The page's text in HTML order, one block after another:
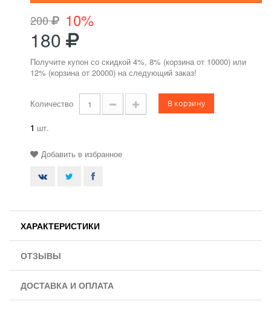
200 10%
180
Получите купон со скидкой 4%, 8% (корзина от 10000) или
12% (корзина от 20000) на следующий заказ!
Количество В корзину
1 шт.
Добавить в избранное
ХАРАКТЕРИСТИКИ
ОТЗЫВЫ
ДОСТАВКА И ОПЛАТА